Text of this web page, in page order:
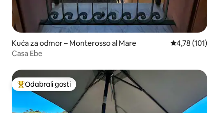
Kuća za odmor – Monterosso al Mare Prosječna
4,78 (101)
Casa Ebe
Među najviše rangiranima s oznakom „Odabrali gosti”
Odabrali gosti